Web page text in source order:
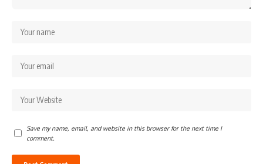
Save my name, email, and website in this browser for the next time I
comment.